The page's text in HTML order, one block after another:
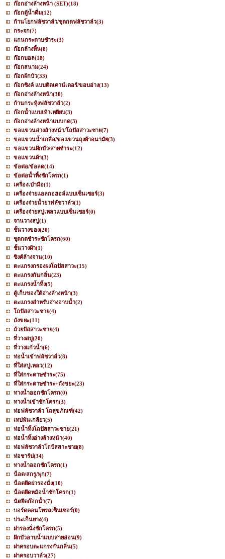
ก๊อกอ่างล้างหน้า (SET)(18)
ก๊อกตู้น้ำดื่ม(12)
ก้านโยกฟลัชวาล์ว/ชุดกดฟลัชวาล์ว(3)
กระจก(7)
แกนกระดาษชำระ(3)
ก๊อกล้างพื้น(8)
ก๊อกบอล(18)
ก๊อกสนาม(24)
ก๊อกฝักบัว(33)
ก๊อกซิงค์ แบบติดเคาน์เตอร์/ขอบอ่าง(13)
ก๊อกอ่างล้างหน้า(30)
ก้านกระทุ้งฟลัชวาล์ว(2)
ก๊อกน้ำแบบเท้าเหยียบ(3)
ก๊อกอ่างล้างหน้าแบบกด(3)
ขอแขวนอ่างล้างหน้า/โถปัสสาวะชาย(7)
ขอแขวนน้ำเกลือ/ขอแขวนถุงผ้าอนามัย(3)
ขอแขวนฝักบัว/สายชำระ(12)
ขอแขวนผ้า(3)
ข้อต่อ/ข้อลด(14)
ข้อต่อน้ำทิ้งชักโครก(1)
เครื่องเป่ามือ(1)
เครื่องจ่ายแอลกอฮอล์แบบเซ็นเซอร์(3)
เครื่องจ่ายน้ำยาฟลัชวาล์ว(1)
เครื่องจ่ายสบู่เหลวแบบเซ็นเซอร์(0)
จานวางสบู่(1)
ชั้นวางของ(20)
ชุดกดชำระชักโครก(60)
ชั้นวางผ้า(1)
ซิงค์ล้างจาน(10)
ตะแกรงกรองผงโถปัสสาวะ(15)
ตะแกรงกันกลิ่น(23)
ตะแกรงน้ำทิ้ง(5)
ตู้เก็บของใต้อ่างล้างหน้า(3)
ตะแกรงสำหรับอ่างอาบน้ำ(2)
โถปัสสาวะชาย(4)
ถังขยะ(11)
ถ้วยปัสสาวะชาย(4)
ที่วางสบู่(20)
ที่วางแก้วน้ำ(6)
ท่อน้ำเข้าฟลัชวาล์ว(8)
ที่ใส่สบู่เหลว(12)
ที่ใส่กระดาษชำระ(75)
ที่ใส่กระดาษชำระ+ถังขยะ(23)
ทางน้ำออกชักโครก(0)
ทางน้ำเข้าชักโครก(3)
ท่อฟลัชวาล์ว โถสุขภัณฑ์(42)
เทปพันเกลียว(5)
ท่อน้ำทิ้งโถปัสสาวะชาย(21)
ท่อน้ำทิ้งอ่างล้างหน้า(40)
ท่อฟลัชวาล์วโถปัสสาะชาย(8)
ท่อชาร์ป(34)
ทางน้ำออกชักโครก(1)
น็อต/สกรู/พุก(7)
น็อตยึดฝารองนั่ง(10)
น็อตยึดหม้อน้ำชักโครก(1)
นัตยึดก๊อกน้ำ(7)
บอร์ดคอนโทรลเซ็นเซอร์(0)
ประเก็นยาง(4)
ฝารองนั่งชักโครก(5)
ฝักบัวอาบน้ำแบบสายอ่อน(9)
ฝาครอบตะแกรงกันกลิ่น(5)
ฝาครอบวาล์ว(27)